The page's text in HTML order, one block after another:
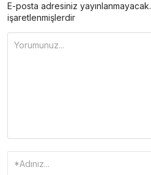
E-posta adresiniz yayınlanmayacak.
işaretlenmişlerdir